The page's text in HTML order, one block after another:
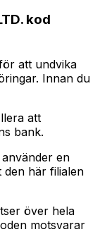
kod
att undvika
Innan du
att
bank.
en
den här filialen
över hela
motsvarar